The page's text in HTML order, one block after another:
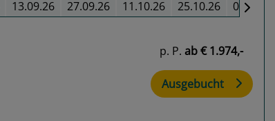
13.09.26 27.09.26 11.10.26 25.10.26
p. P. ab€ 1.974,-
Ausgebucht